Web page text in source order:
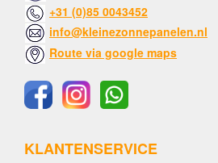
+31 (0)85 0043452
info@kleinezonnepanelen.nl
Route via google maps
KLANTENSERVICE